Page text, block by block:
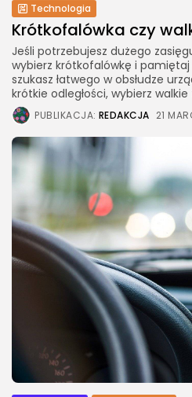
Technologia
Krótkofalówka czy
Jeśli potrzebujesz dużego
wybierz krótkofalówkę i pamiętaj
szukasz łatwego w obsłudze
krótkie odległości, wybierz
PUBLIKACJA: REDAKCJA 21